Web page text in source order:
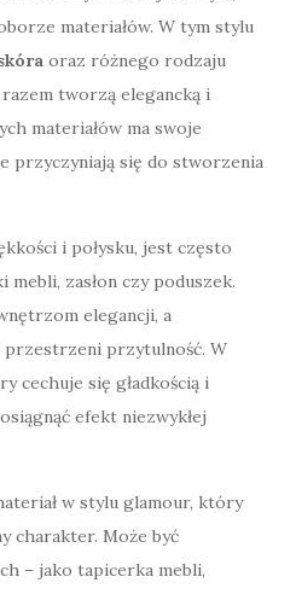
materiałów. W tym stylu
oraz różnego rodzaju
tworzą elegancką i
materiałów ma swoje
przyczyniają się do stworzenia
i połysku, jest często
zasłon czy poduszek.
elegancji, a
przestrzeni przytulność. W
cechuje się gładkością i
efekt niezwykłej
w stylu glamour, który
charakter. Może być
– jako tapicerka mebli,